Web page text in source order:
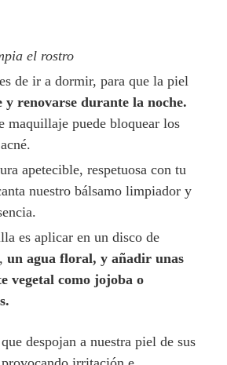
el rostro
de ir a dormir, para que la piel
y renovarse durante la noche.
maquillaje puede bloquear los
apetecible, respetuosa con tu
nuestro bálsamo limpiador y
es aplicar en un disco de
un agua floral, y añadir unas
vegetal como jojoba o
despojan a nuestra piel de sus